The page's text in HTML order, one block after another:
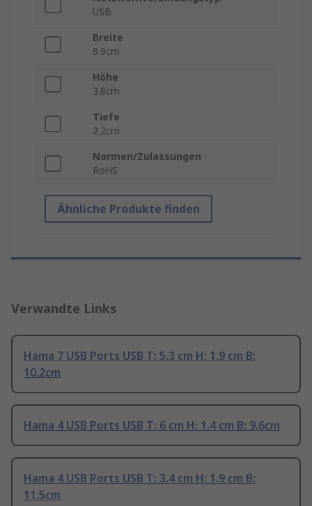
USB
Breite
8.9cm
Höhe
3.8cm
Tiefe
2.2cm
Normen/Zulassungen
RoHS
Ähnliche Produkte finden
Verwandte Links
Hama 7 USB Ports USB T: 5.3 cm H: 1.9 cm B:
10.2cm
Hama 4 USB Ports USB T: 6 cm H: 1.4 cm B: 9.6cm
Hama 4 USB Ports USB T: 3.4 cm H: 1.9 cm B:
11.5cm